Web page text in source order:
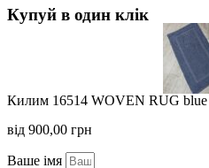
Купуй в один клік
Килим 16514 WOVEN RUG blue
від 900,00 грн
Ваше імя